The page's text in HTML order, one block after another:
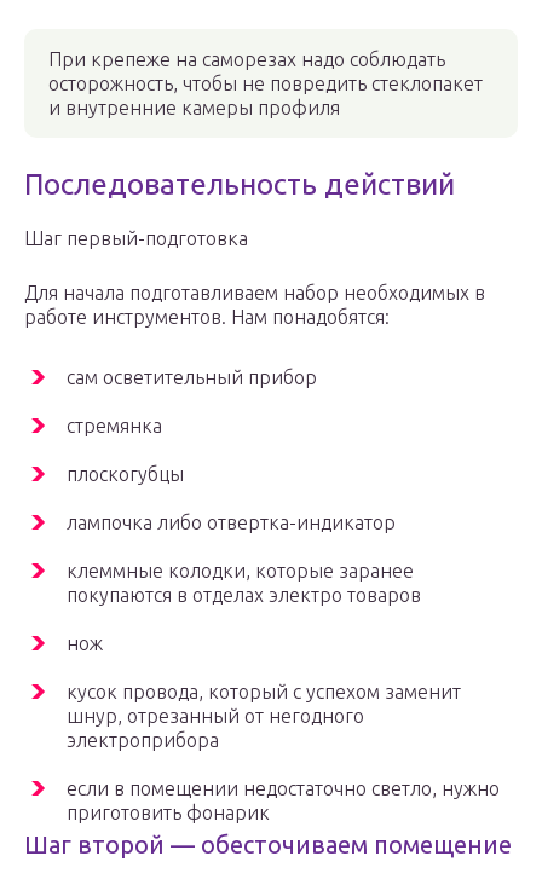
При крепеже на саморезах надо соблюдать
осторожность, чтобы не повредить стеклопакет
и внутренние камеры профиля
Последовательность действий
Шаг первый-подготовка
Для начала подготавливаем набор необходимых в
работе инструментов. Нам понадобятся:
сам осветительный прибор
стремянка
плоскогубцы
лампочка либо отвертка-индикатор
клеммные колодки, которые заранее
покупаются в отделах электро товаров
нож
кусок провода, который с успехом заменит
шнур, отрезанный от негодного
электроприбора
если в помещении недостаточно светло, нужно
приготовить фонарик
Шаг второй — обесточиваем помещение